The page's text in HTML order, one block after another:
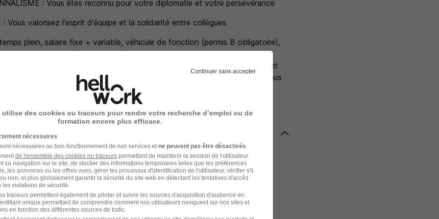
: Vous êtes reconnu pour votre diplomatie et votre persévérance
: Vous valorisez l'esprit d'équipe et la solidarité entre collègues
plein, salaire fixe + variable, véhicule de fonction (permis B obligatoire),
RTT, zone de déplacement départementale.
cultive une politique en faveur de la diversité, de l'égalité professionnelle et
en situation de handicap, notamment à travers ses recrutements. Tous
aux personnes en situation de handicap
sens et un équilibre vie privée/vie professionnelle
vie au travail
et professionnelle
Continuer sans accepter
utilise des cookies ou traceurs pour rendre votre recherche d’emploi ou de
formation encore plus efficace.
nécessaires
nécessaires au bon fonctionnement de nos services et ne peuvent pas être désactivés
de l'ensemble des cookies ou traceurspermettant de maintenir la session de l'utilisateur
sa navigation sur le site, de stocker des informations temporaires telles que les préférences
les annonces ou les offres vues, gérer les processus d'identification de l'utilisateur, vérifier s'il
non, et plus globalement garantir la sécurité du site web en détectant les tentatives d'accès
violations de sécurité.
traceurs permettent également de piloter et suivre les sources d'acquisition d'audience en
unique permettant de comprendre comment nos utilisateurs naviguent sur nos sites et
en fonction des différentes sources de trafic.